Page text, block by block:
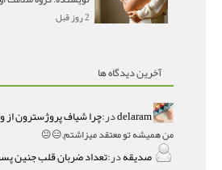
2 روز قبل
آخرین دیدگاه ها
delaramدر:چرا شیاف پروژسترون از
من همیشه تو معتقد میزاشتم,,😑😐
صدیقهدر:تعداد ضربان قلب جنین